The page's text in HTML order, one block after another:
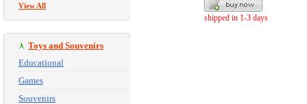
View All
Toys and Souvenirs
Educational
Games
Souvenirs
shipped in 1-3 days